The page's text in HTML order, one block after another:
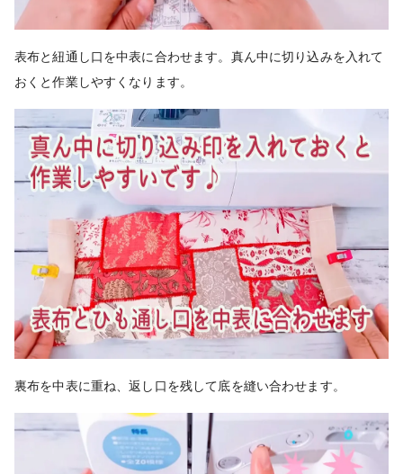
表布と紐通し口を中表に合わせます。真ん中に切り込みを入れて
おくと作業しやすくなります。
裏布を中表に重ね、返し口を残して底を縫い合わせます。